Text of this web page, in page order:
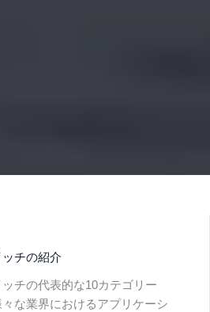
チの紹介
チの代表的な10カテゴリー
な業界におけるアプリケーシ